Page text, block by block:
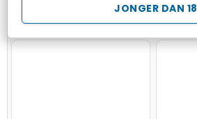
JONGER DAN 18
Zen Solitaire